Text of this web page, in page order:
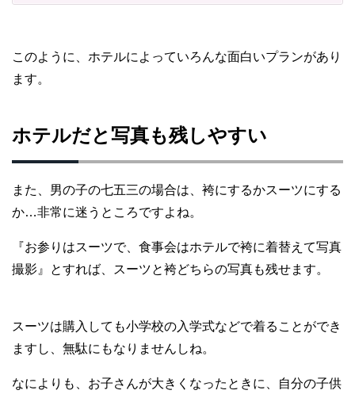
このように、ホテルによっていろんな面白いプランがあり
ます。
ホテルだと写真も残しやすい
また、男の子の七五三の場合は、袴にするかスーツにする
か…非常に迷うところですよね。
『お参りはスーツで、食事会はホテルで袴に着替えて写真
撮影』とすれば、スーツと袴どちらの写真も残せます。
スーツは購入しても小学校の入学式などで着ることができ
ますし、無駄にもなりませんしね。
なによりも、お子さんが大きくなったときに、自分の子供